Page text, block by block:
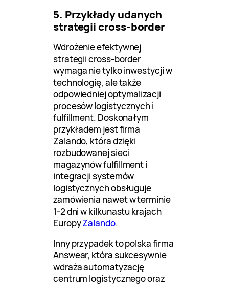
5. Przykłady udanych
strategii cross-border
Wdrożenie efektywnej
strategii cross-border
wymaga nie tylko inwestycji w
technologię, ale także
odpowiedniej optymalizacji
procesów logistycznych i
fulfillment. Doskonałym
przykładem jest firma
Zalando, która dzięki
rozbudowanej sieci
magazynów fulfillment i
integracji systemów
logistycznych obsługuje
zamówienia nawet w terminie
1-2 dni w kilkunastu krajach
EuropyZalando.
Inny przypadek to polska firma
Answear, która sukcesywnie
wdraża automatyzację
centrum logistycznego oraz